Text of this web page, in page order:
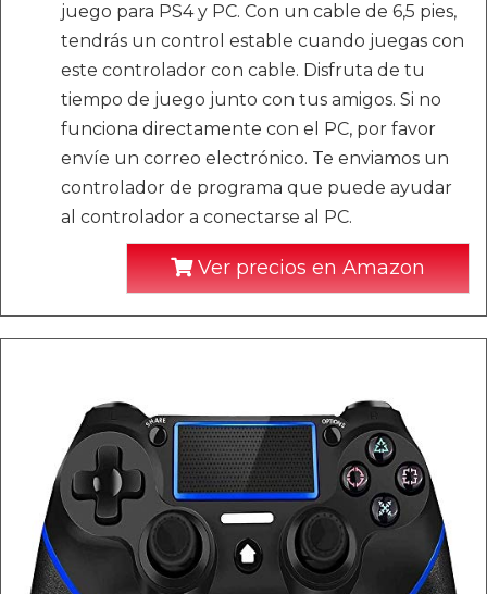
juego para PS4 y PC. Con un cable de 6,5 pies,
tendrás un control estable cuando juegas con
este controlador con cable. Disfruta de tu
tiempo de juego junto con tus amigos. Si no
funciona directamente con el PC, por favor
envíe un correo electrónico. Te enviamos un
controlador de programa que puede ayudar
al controlador a conectarse al PC.
Ver precios en Amazon